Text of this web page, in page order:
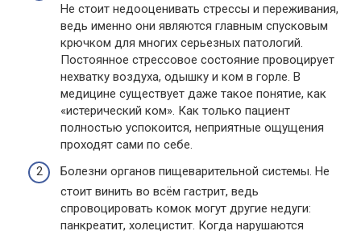
Не стоит недооценивать стрессы и переживания,
ведь именно они являются главным спусковым
крючком для многих серьезных патологий.
Постоянное стрессовое состояние провоцирует
нехватку воздуха, одышку и ком в горле. В
медицине существует даже такое понятие, как
«истерический ком». Как только пациент
полностью успокоится, неприятные ощущения
проходят сами по себе.
Болезни органов пищеварительной системы. Не
стоит винить во всём гастрит, ведь
спровоцировать комок могут другие недуги:
панкреатит, холецистит. Когда нарушаются